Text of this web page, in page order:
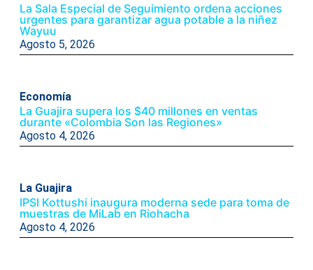
La Sala Especial de Seguimiento ordena acciones
urgentes para garantizar agua potable a la niñez
Wayuu
Agosto 5, 2026
Economía
La Guajira supera los $40 millones en ventas
durante «Colombia Son las Regiones»
Agosto 4, 2026
La Guajira
IPSI Kottushi inaugura moderna sede para toma de
muestras de MiLab en Riohacha
Agosto 4, 2026